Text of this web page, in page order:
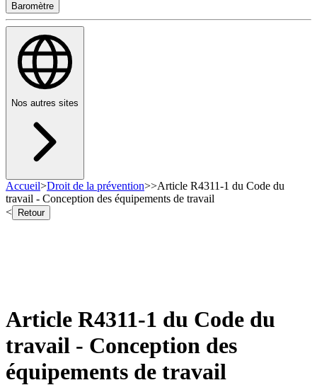
Baromètre
Nos autres sites
Accueil>Droit de la prévention>>Article R4311-1 du Code du
travail - Conception des équipements de travail
<
Retour
Article R4311-1 du Code du
travail - Conception des
équipements de travail